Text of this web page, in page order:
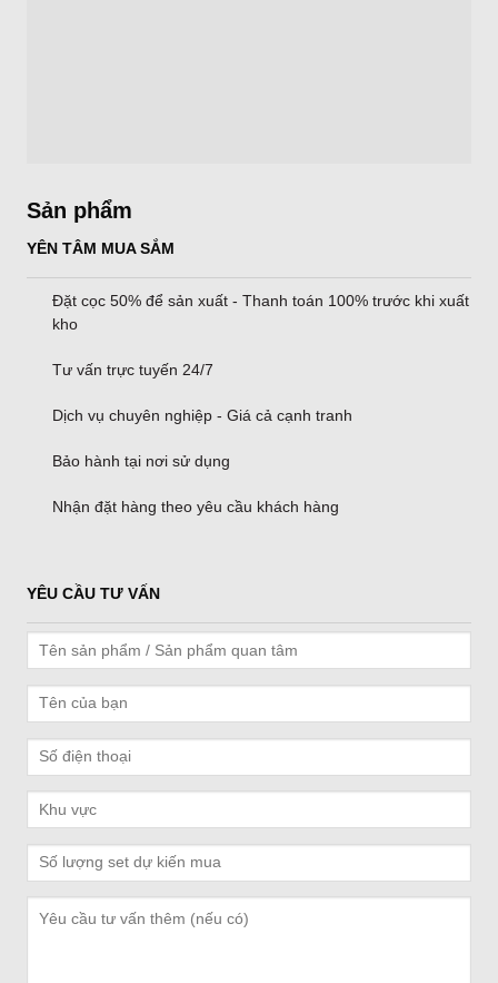
Sản phẩm
YÊN TÂM MUA SẮM
Đặt cọc 50% để sản xuất - Thanh toán 100% trước khi xuất
kho
Tư vấn trực tuyến 24/7
Dịch vụ chuyên nghiệp - Giá cả cạnh tranh
Bảo hành tại nơi sử dụng
Nhận đặt hàng theo yêu cầu khách hàng
YÊU CẦU TƯ VẤN